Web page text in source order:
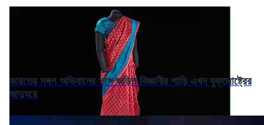
ভারতের মঙ্গল অভিযানের সঙ্গে জড়িত বিজ্ঞানীর শাড়ি এখন যুক্তরাষ্ট্রের
জাদুঘরে